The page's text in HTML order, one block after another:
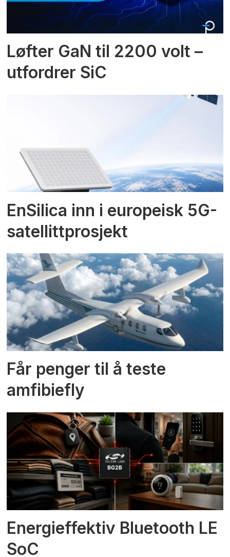
Løfter GaN til 2200 volt –
utfordrer SiC
EnSilica inn i europeisk 5G-
satellittprosjekt
Får penger til å teste
amfibiefly
Energieffektiv Bluetooth LE
SoC